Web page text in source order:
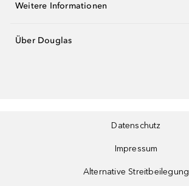
Weitere Informationen
Über Douglas
Datenschutz
Impressum
Alternative Streitbeilegung